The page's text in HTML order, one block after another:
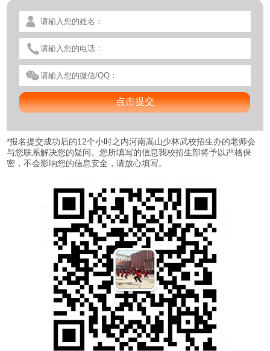
*报名提交成功后的12个小时之内河南嵩山少林武校招生办的老师会
与您联系解决您的疑问。您所填写的信息我校招生部将予以严格保
密，不会影响您的信息安全，请放心填写。